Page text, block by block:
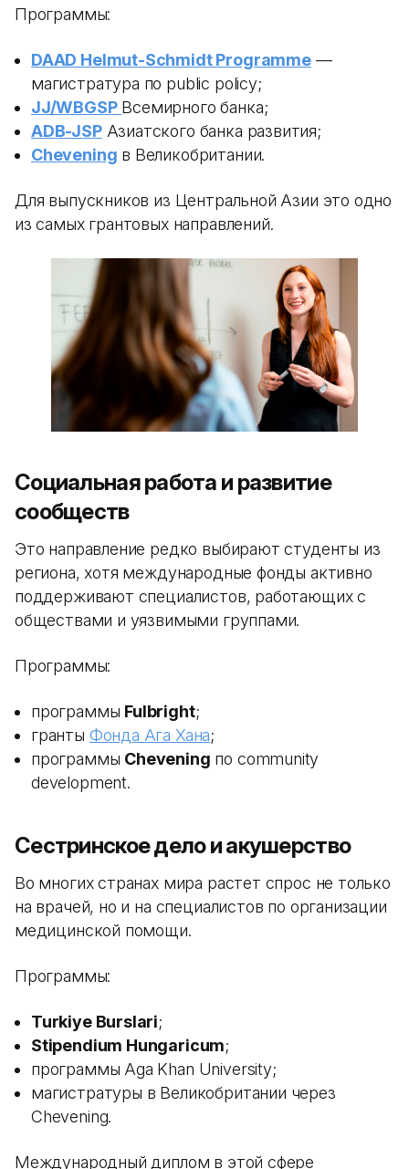
Программы:
DAAD Helmut-Schmidt Programme—
магистратура по public policy;
JJ/WBGSP Всемирного банка;
ADB-JSPАзиатского банка развития;
Chevening в Великобритании.
Для выпускников из Центральной Азии это одно
из самых грантовых направлений.
Социальная работа и развитие
сообществ
Это направление редко выбирают студенты из
региона, хотя международные фонды активно
поддерживают специалистов, работающих с
обществами и уязвимыми группами.
Программы:
программы Fulbright;
гранты Фонда Ага Хана;
программы Chevening по community
development.
Сестринское дело и акушерство
Во многих странах мира растет спрос не только
на врачей, но и на специалистов по организации
медицинской помощи.
Программы:
Turkiye Burslari;
Stipendium Hungaricum;
программы Aga Khan University;
магистратуры в Великобритании через
Chevening.
Международный диплом в этой сфере